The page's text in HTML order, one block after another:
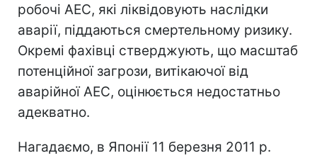
робочі АЕС, які ліквідовують наслідки
аварії, піддаються смертельному ризику.
Окремі фахівці стверджують, що масштаб
потенційної загрози, витікаючої від
аварійної АЕС, оцінюється недостатньо
адекватно.
Нагадаємо, в Японії 11 березня 2011 р.